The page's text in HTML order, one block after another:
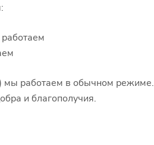
мы работаем в обычном режиме.
и благополучия.